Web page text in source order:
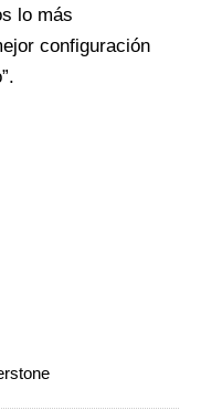
lo más
configuración